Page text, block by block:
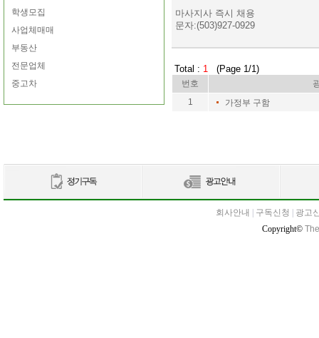
학생모집
사업체매매
부동산
전문업체
중고차
마사지사 즉시 채용
문자:(503)927-0929
Total : 1 (Page 1/1)
번호
1
가정부 구함
회사안내 구독신청
광고
Copyright©